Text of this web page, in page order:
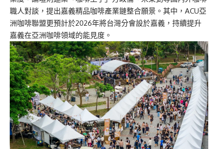
職人對談，提出嘉義精品咖啡產業鏈整合願景。其中，ACU亞
洲咖啡聯盟更預計於2026年將台灣分會設於嘉義，持續提升
嘉義在亞洲咖啡領域的能見度。